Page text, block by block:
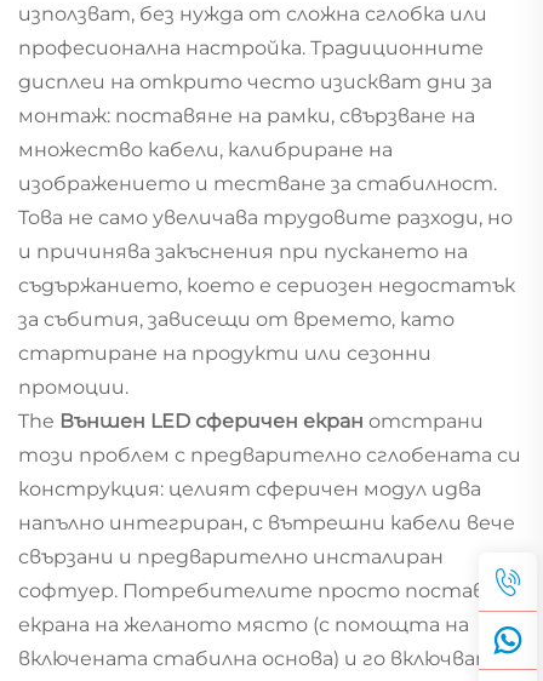
използват, без нужда от сложна сглобка или
професионална настройка. Традиционните
дисплеи на открито често изискват дни за
монтаж: поставяне на рамки, свързване на
множество кабели, калибриране на
изображението и тестване за стабилност.
Това не само увеличава трудовите разходи, но
и причинява закъснения при пускането на
съдържанието, което е сериозен недостатък
за събития, зависещи от времето, като
стартиране на продукти или сезонни
промоции.
The Външен LED сферичен екран отстрани
този проблем с предварително сглобената си
конструкция: целият сферичен модул идва
напълно интегриран, с вътрешни кабели вече
свързани и предварително инсталиран
софтуер. Потребителите просто поставят
екрана на желаното място (с помощта на
включената стабилна основа) и го включват